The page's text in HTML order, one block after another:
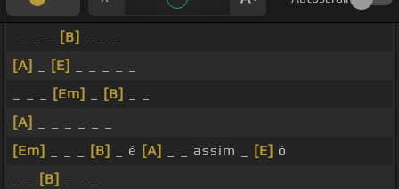
[B]
[A]
[E]
[Em] [B]
[A]
[Em]
[B] _ é [A] _ _ assim _ [E] ó
[B]